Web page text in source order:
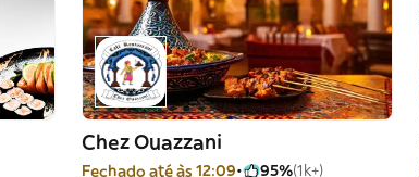
Chez Ouazzani
Fechado até às 12:09 95%(1k+)